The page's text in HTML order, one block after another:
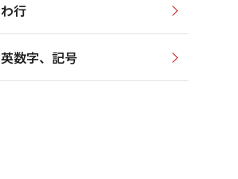
わ行
英数字、記号